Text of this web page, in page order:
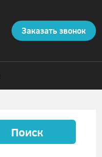
Заказать звонок
Поиск